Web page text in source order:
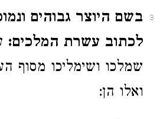
3
בשם היוצר גבוהים
לכתוב עשרת המלכים:
שמלכו ושימליכו מסוף
ואלו הן: